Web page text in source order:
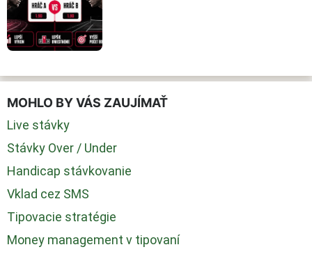
MOHLO BY VÁS ZAUJÍMAŤ
Live stávky
Stávky Over / Under
Handicap stávkovanie
Vklad cez SMS
Tipovacie stratégie
Money management v tipovaní